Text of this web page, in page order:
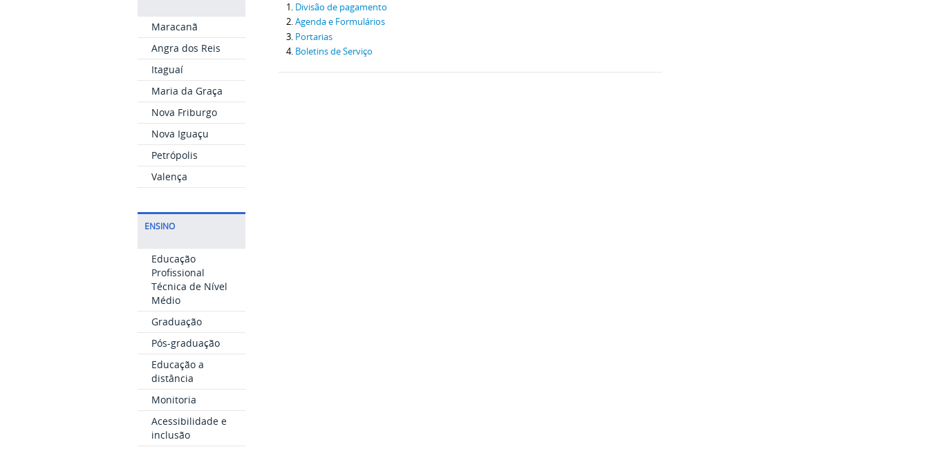
Maracanã
Angra dos Reis
Itaguaí
Maria da Graça
Nova Friburgo
Nova Iguaçu
Petrópolis
Valença
ENSINO
Educação
Profissional
Técnica de Nível
Médio
Graduação
Pós-graduação
Educação a
distância
Monitoria
Acessibilidade e
inclusão
Divisão de pagamento
Agenda e Formulários
Portarias
Boletins de Serviço